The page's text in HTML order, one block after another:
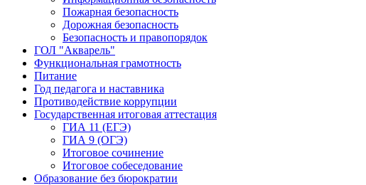
Пожарная безопасность
Дорожная безопасность
Безопасность и правопорядок
ГОЛ "Акварель"
Функциональная грамотность
Питание
Год педагога и наставника
Противодействие коррупции
Государственная итоговая аттестация
ГИА 11 (ЕГЭ)
ГИА 9 (ОГЭ)
Итоговое сочинение
Итоговое собеседование
Образование без бюрократии